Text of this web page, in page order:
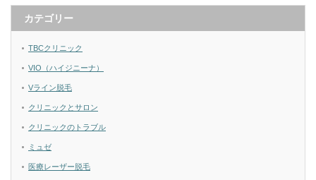
カテゴリー
TBCクリニック
VIO（ハイジニーナ）
Vライン脱毛
クリニックとサロン
クリニックのトラブル
ミュゼ
医療レーザー脱毛